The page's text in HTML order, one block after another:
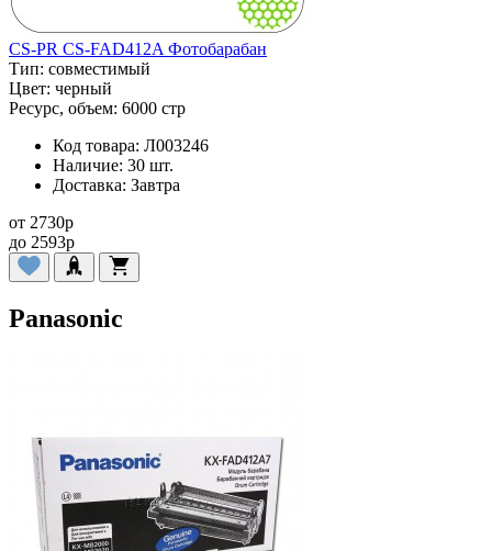
CS-PR CS-FAD412A Фотобарабан
Тип: совместимый
Цвет: черный
Ресурс, объем: 6000 стр
Код товара: Л003246
Наличие: 30 шт.
Доставка: Завтра
от 2730p
до 2593p
Panasonic